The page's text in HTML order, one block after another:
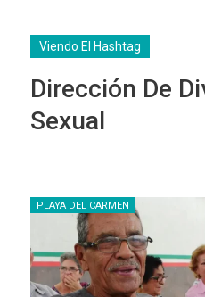
Viendo El Hashtag
Dirección De
Sexual
PLAYA DEL CARMEN